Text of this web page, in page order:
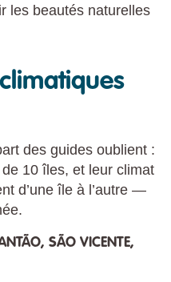
les beautés naturelles
des guides oublient :
10 îles, et leur climat
d’une île à l’autre —
SÃO VICENTE,